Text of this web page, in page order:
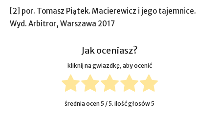
[2] por. Tomasz Piątek. Macierewicz i jego tajemnice.
Wyd. Arbitror, Warszawa 2017
Jak oceniasz?
kliknij na gwiazdkę, aby ocenić
średnia ocen 5 / 5. ilość głosów 5